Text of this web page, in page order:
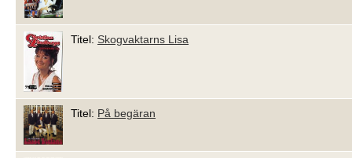
Titel: Skogvaktarns Lisa
Titel: På begäran